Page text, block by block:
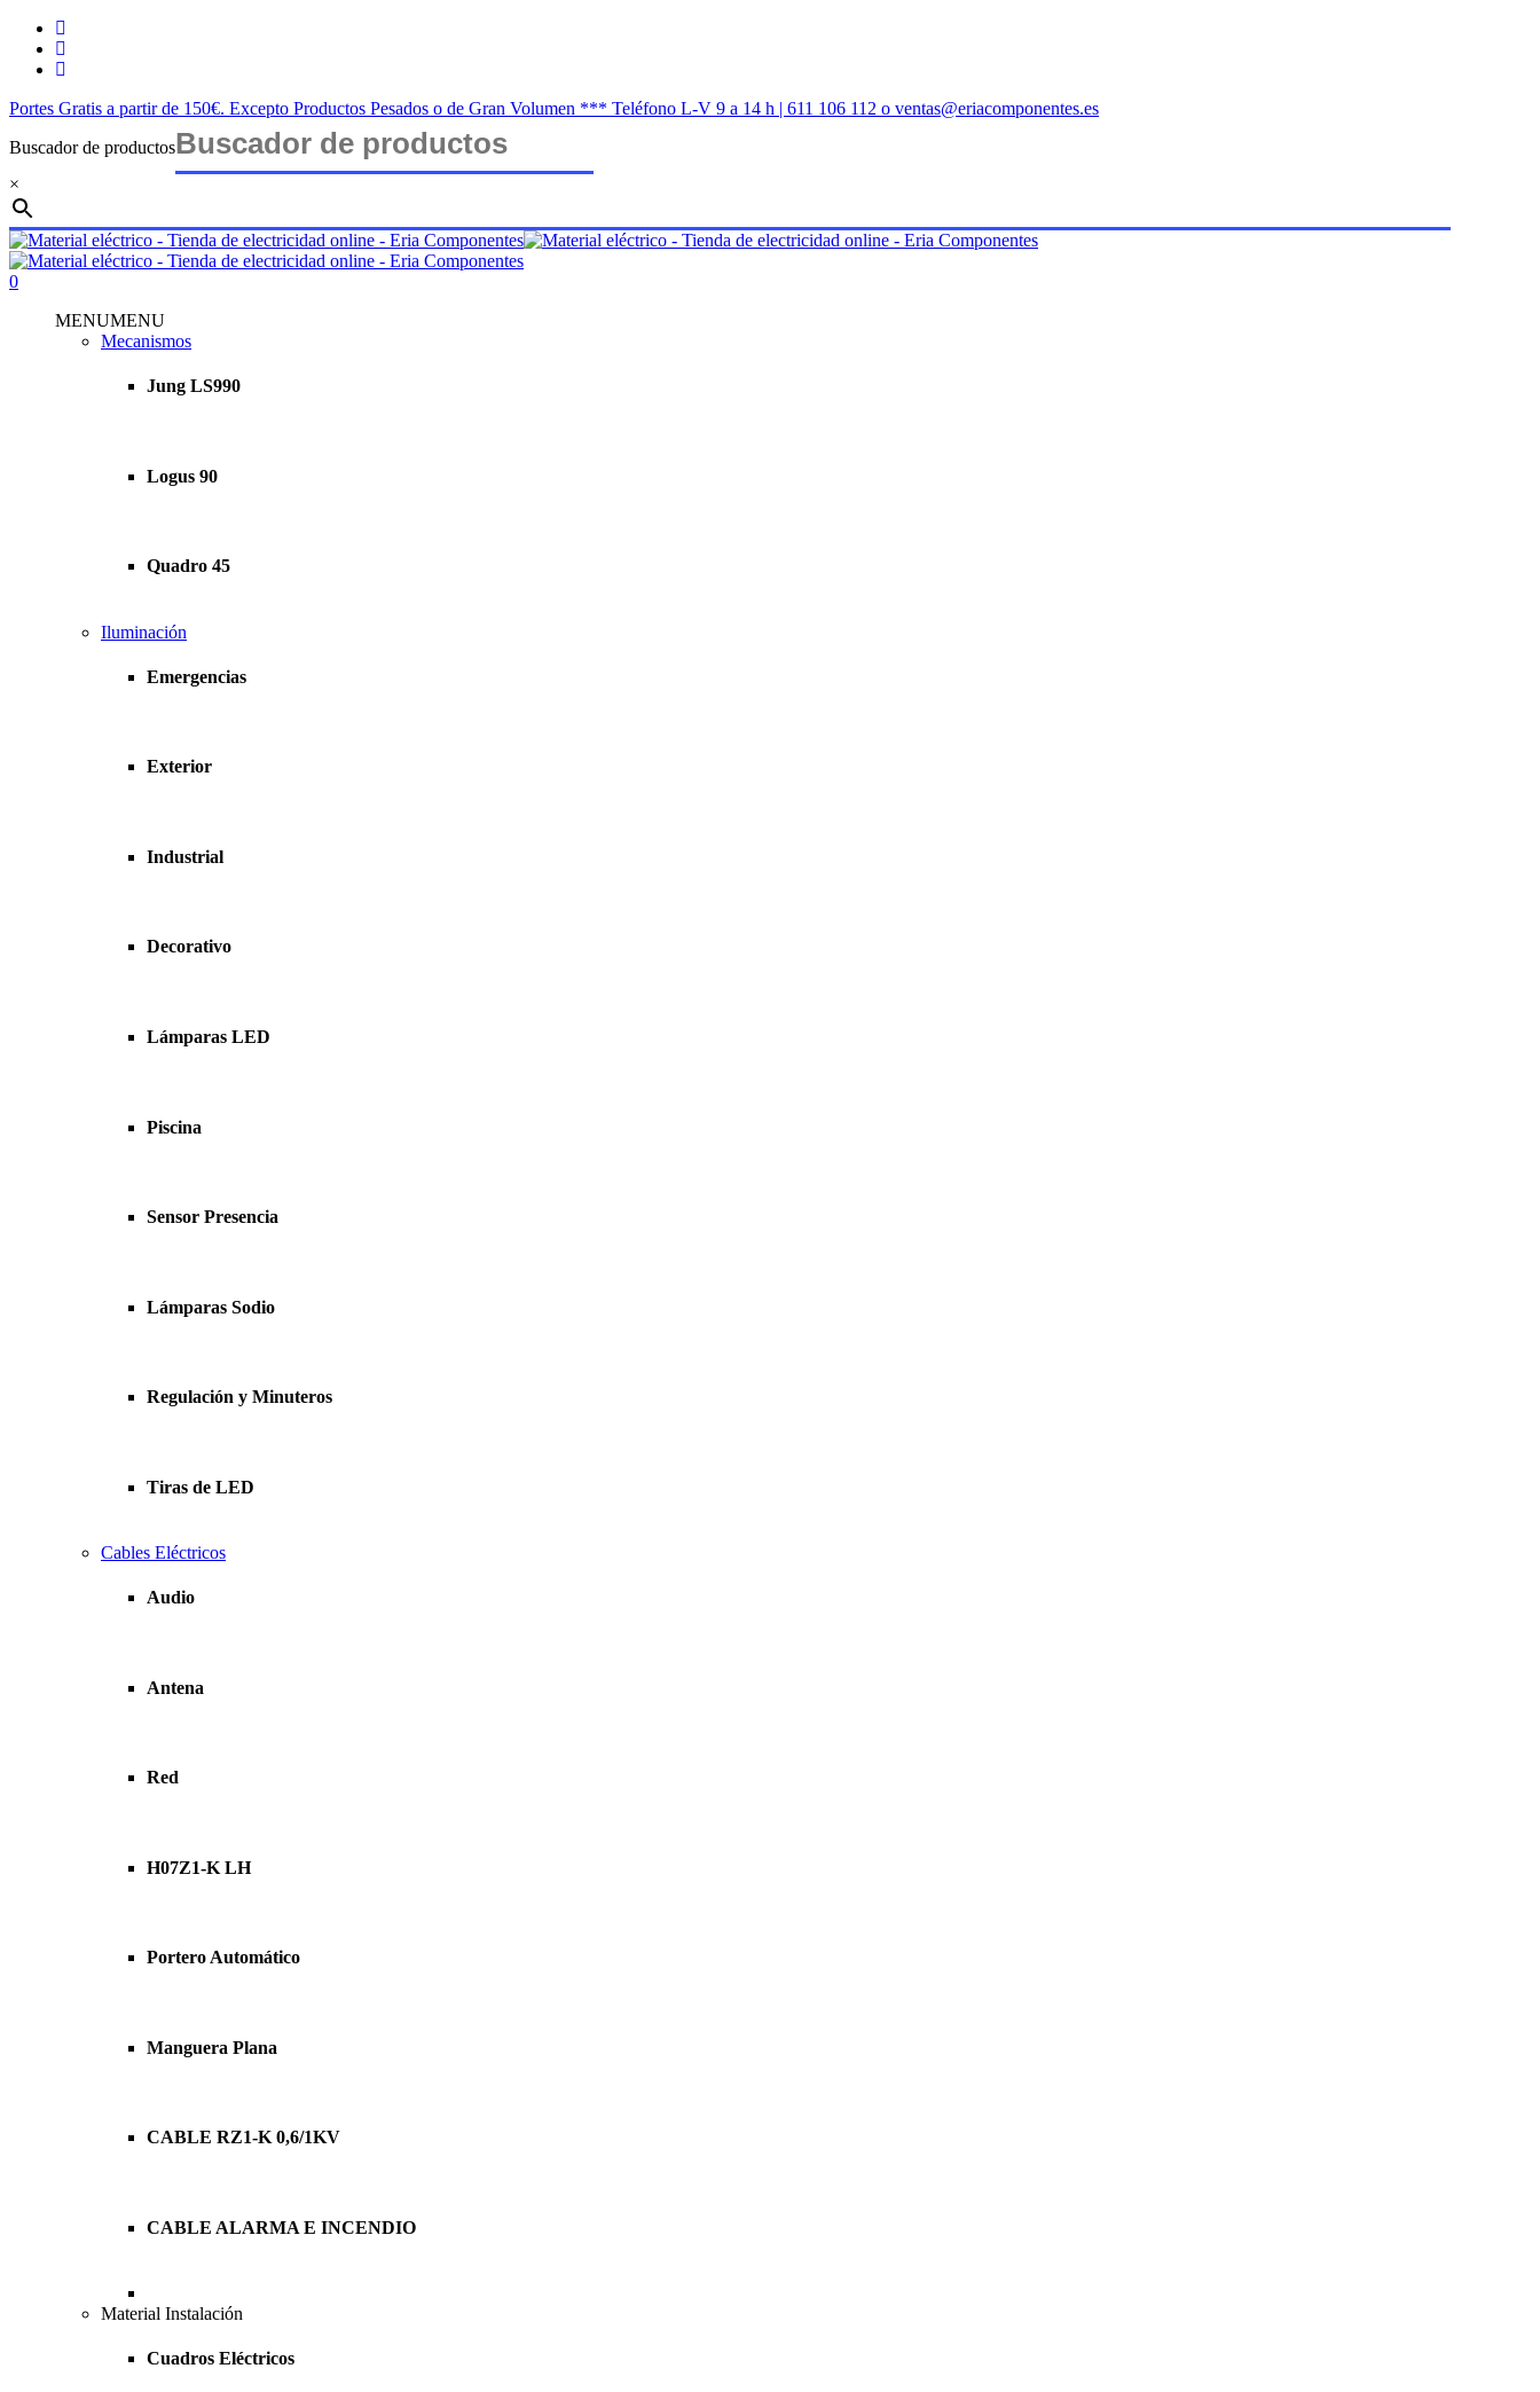
Saltar
contenido
twitter
facebook
instagram
Portes Gratis a partir de 150€. Excepto Productos Pesados o de Gran Volumen *** Teléfono L-V 9 a 14 h | 611 106 112 o ventas@eriacomponentes.es
Buscador de productos
×
Cerrar
búsqueda
buscar
account
0
MENUMENU
Mecanismos
Jung LS990
Logus 90
Quadro 45
Iluminación
Emergencias
Exterior
Industrial
Decorativo
Lámparas LED
Piscina
Sensor Presencia
Lámparas Sodio
Regulación y Minuteros
Tiras de LED
Cables Eléctricos
Audio
Antena
Red
H07Z1-K LH
Portero Automático
Manguera Plana
CABLE RZ1-K 0,6/1KV
CABLE ALARMA E INCENDIO
Material Instalación
Cuadros Eléctricos